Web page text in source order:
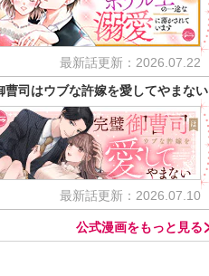
最新話更新：2026.07.22
曹司はウブな許嫁を愛してやまない
最新話更新：2026.07.10
公式漫画をもっと見る